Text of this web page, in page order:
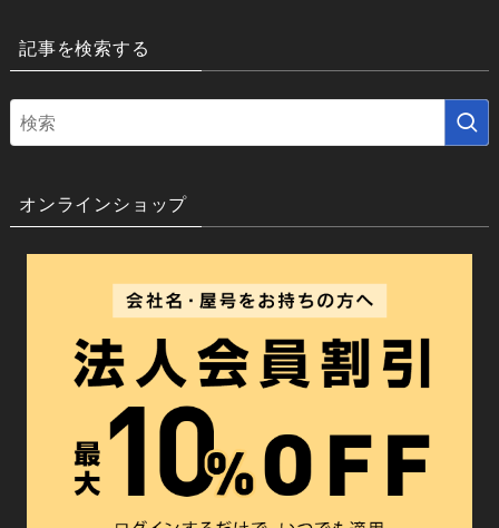
記事を検索する
オンラインショップ